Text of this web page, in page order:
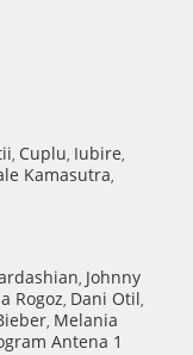
, Cuplu, Iubire,
Kamasutra,
, Johnny
Rogoz, Dani Otil,
, Melania
Antena 1